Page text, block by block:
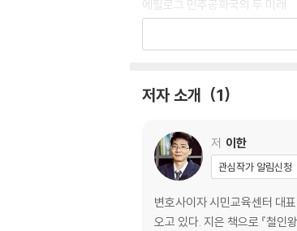
에필로그 민주공화국의 두 미래
저자 소개 1
저 이한
관심작가 알림신청
변호사이자 시민교육센터 대
오고 있다. 지은 책으로 『철인왕